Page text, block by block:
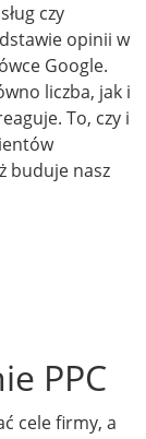
czy
opinii w
Google.
liczba, jak i
To, czy i
buduje nasz
PPC
cele firmy, a